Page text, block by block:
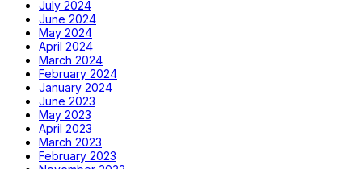
July 2024
June 2024
May 2024
April 2024
March 2024
February 2024
January 2024
June 2023
May 2023
April 2023
March 2023
February 2023